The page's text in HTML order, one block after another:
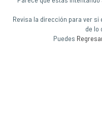
Revisa la dirección para ver
de lo
Puedes